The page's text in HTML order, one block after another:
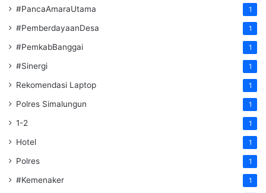
#PancaAmaraUtama 1
#PemberdayaanDesa 1
#PemkabBanggai 1
#Sinergi 1
Rekomendasi Laptop 1
Polres Simalungun 1
1-2 1
Hotel 1
Polres 1
#Kemenaker 1